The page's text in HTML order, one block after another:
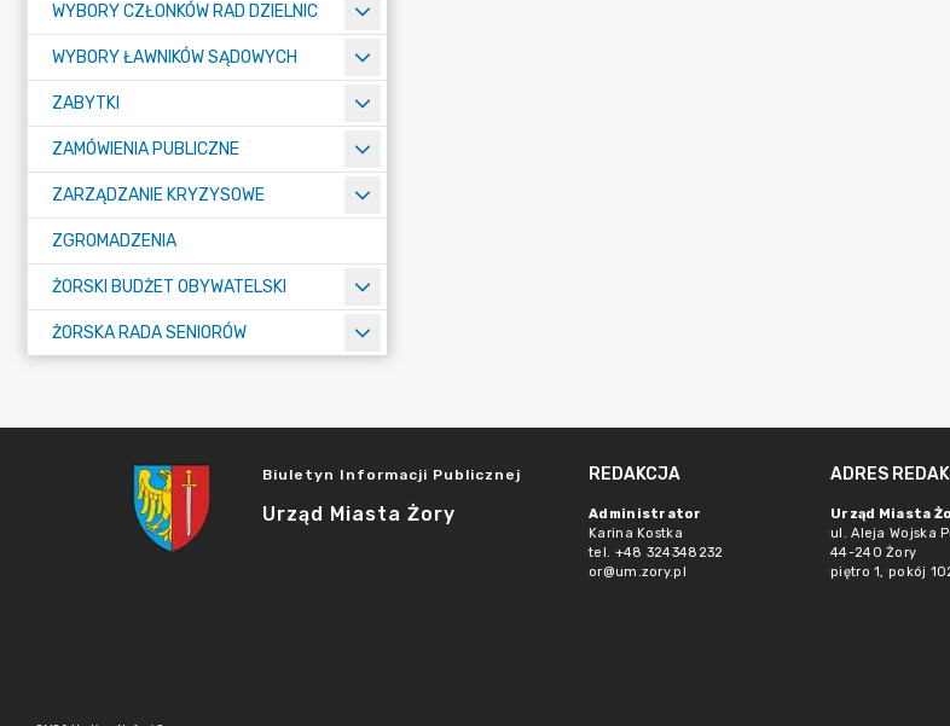
WYBORY CZŁONKÓW RAD DZIELNIC
WYBORY ŁAWNIKÓW SĄDOWYCH
ZABYTKI
ZAMÓWIENIA PUBLICZNE
ZARZĄDZANIE KRYZYSOWE
ZGROMADZENIA
ŻORSKI BUDŻET OBYWATELSKI
ŻORSKA RADA SENIORÓW
Biuletyn Informacji Publicznej
Urząd Miasta Żory
REDAKCJA
Administrator
Karina Kostka
tel. +48 324348232
or@um.zory.pl
ADRES
Urząd Miasta
ul. Aleja Wojska
44-240 Żory
piętro 1, pokój